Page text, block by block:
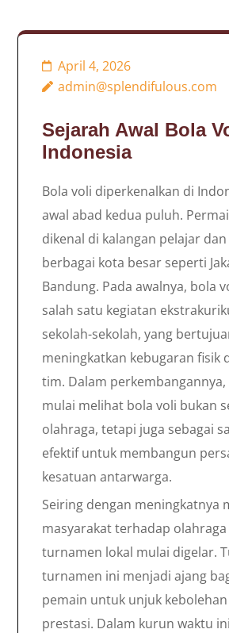
April 4, 2026
admin@splendifulous.com
Sejarah Awal Bola
Indonesia
Bola voli diperkenalkan di
awal abad kedua puluh.
dikenal di kalangan pelajar
berbagai kota besar seperti
Bandung. Pada awalnya, bola
salah satu kegiatan
sekolah-sekolah, yang
meningkatkan kebugaran fisik
tim. Dalam
mulai melihat bola voli bukan
olahraga, tetapi juga sebagai
efektif untuk membangun
kesatuan antarwarga.
Seiring dengan meningkatnya
masyarakat terhadap
turnamen lokal mulai digelar.
turnamen ini menjadi ajang
pemain untuk unjuk
prestasi. Dalam kurun waktu